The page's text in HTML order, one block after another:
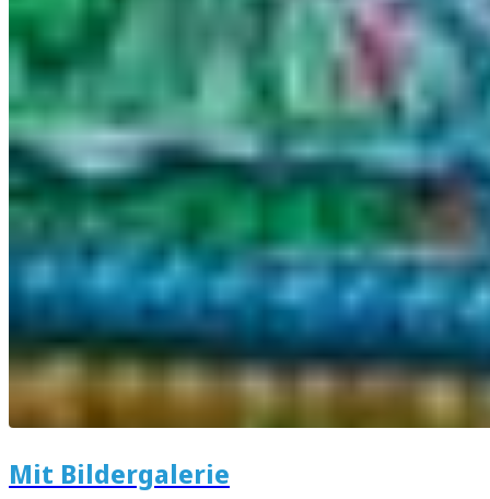
Mit Bildergalerie